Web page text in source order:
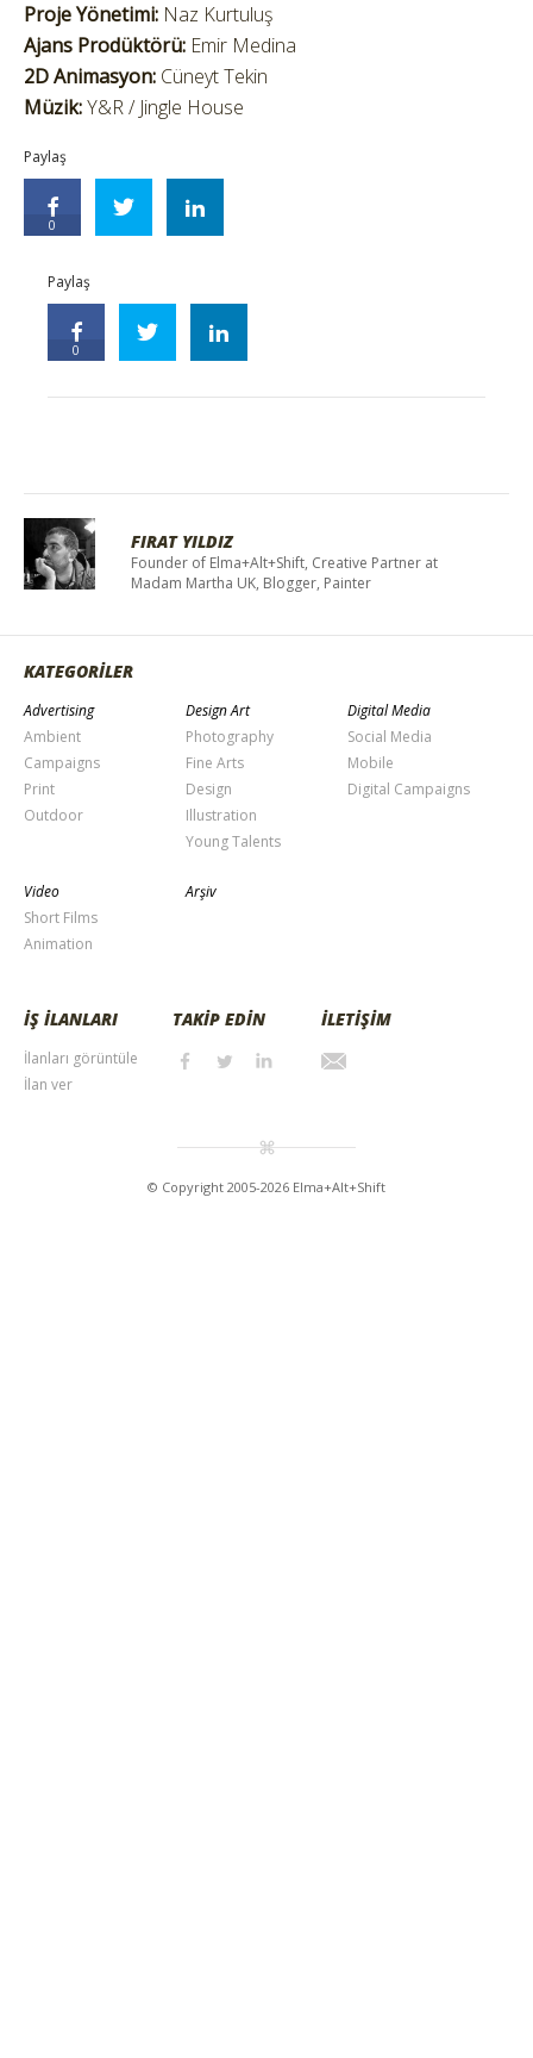
Proje Yönetimi: Naz Kurtuluş
Ajans Prodüktörü: Emir Medina
2D Animasyon: Cüneyt Tekin
Müzik:Y&R / Jingle House
Paylaş
0
Paylaş
0
FIRAT YILDIZ
Founder of Elma+Alt+Shift, Creative Partner at
Madam Martha UK, Blogger, Painter
KATEGORİLER
Advertising
Ambient
Campaigns
Print
Outdoor
Design Art
Photography
Fine Arts
Design
Illustration
Young Talents
Digital Media
Social Media
Mobile
Digital Campaigns
Video
Short Films
Animation
Arşiv
İŞ İLANLARI
İlanları görüntüle
İlan ver
TAKİP EDİN İLETİŞİM
© Copyright 2005-2026 Elma+Alt+Shift